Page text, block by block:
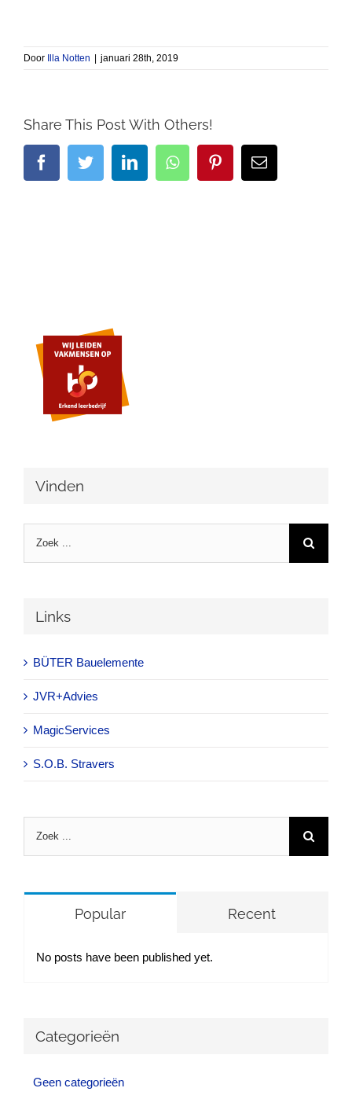
Door Illa Notten januari 28th, 2019
Share This Post With Others!
FacebookTwitterLinkedInWhatsappPinterestEmail
Vinden
naar:
Links
BÜTER Bauelemente
JVR+Advies
MagicServices
S.O.B. Stravers
naar:
Popular Recent
No posts have been published yet.
Categorieën
Geen categorieën